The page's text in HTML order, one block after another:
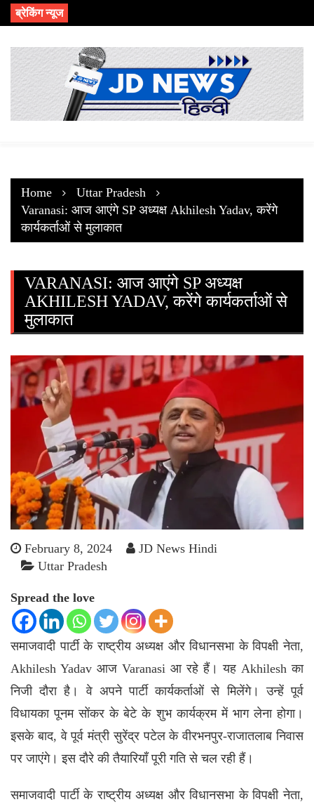
Skip
to
ब्रेकिंग न्यूज
Home
Uttar Pradesh
Varanasi: आज आएंगे SP अध्यक्ष Akhilesh Yadav, करेंगे
कार्यकर्ताओं से मुलाकात
VARANASI: आज आएंगे SP अध्यक्ष
AKHILESH YADAV, करेंगे कार्यकर्ताओं से
मुलाकात
February 8, 2024
JD News Hindi
Uttar Pradesh
Spread the love
समाजवादी पार्टी के राष्ट्रीय अध्यक्ष और विधानसभा के विपक्षी नेता,
Akhilesh Yadav आज Varanasi आ रहे हैं। यह Akhilesh का
निजी दौरा है। वे अपने पार्टी कार्यकर्ताओं से मिलेंगे। उन्हें पूर्व
विधायका पूनम सोंकर के बेटे के शुभ कार्यक्रम में भाग लेना होगा।
इसके बाद, वे पूर्व मंत्री सुरेंद्र पटेल के वीरभनपुर-राजातलाब निवास
पर जाएंगे। इस दौरे की तैयारियाँ पूरी गति से चल रही हैं।
समाजवादी पार्टी के राष्ट्रीय अध्यक्ष और विधानसभा के विपक्षी नेता,